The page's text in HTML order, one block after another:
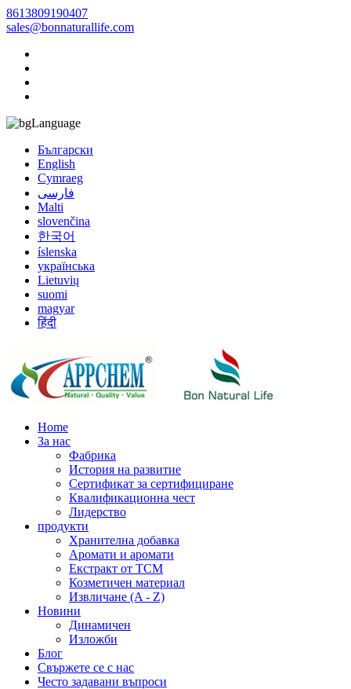
8613809190407
sales@bonnaturallife.com
Language
Български
English
Cymraeg
فارسی
Malti
slovenčina
한국어
íslenska
українська
Lietuvių
suomi
magyar
हिंदी
Home
За нас
Фабрика
История на развитие
Сертификат за сертифициране
Квалификационна чест
Лидерство
продукти
Хранителна добавка
Аромати и аромати
Екстракт от TCM
Козметичен материал
Извличане (A - Z)
Новини
Динамичен
Изложби
Блог
Свържете се с нас
Често задавани въпроси